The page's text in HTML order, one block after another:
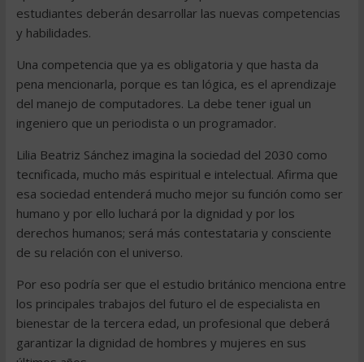
estudiantes deberán desarrollar las nuevas competencias
y habilidades.
Una competencia que ya es obligatoria y que hasta da
pena mencionarla, porque es tan lógica, es el aprendizaje
del manejo de computadores. La debe tener igual un
ingeniero que un periodista o un programador.
Lilia Beatriz Sánchez imagina la sociedad del 2030 como
tecnificada, mucho más espiritual e intelectual. Afirma que
esa sociedad entenderá mucho mejor su función como ser
humano y por ello luchará por la dignidad y por los
derechos humanos; será más contestataria y consciente
de su relación con el universo.
Por eso podría ser que el estudio británico menciona entre
los principales trabajos del futuro el de especialista en
bienestar de la tercera edad, un profesional que deberá
garantizar la dignidad de hombres y mujeres en sus